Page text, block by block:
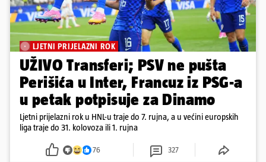
LJETNI PRIJELAZNI ROK
UŽIVO Transferi; PSV ne pušta
Perišića u Inter, Francuz iz PSG-a
u petak potpisuje za Dinamo
Ljetni prijelazni rok u HNL-u traje do 7. rujna, a u većini europskih
liga traje do 31. kolovoza ili 1. rujna
76 327